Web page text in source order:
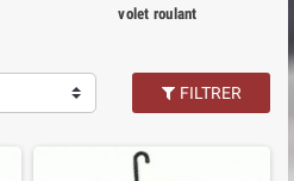
volet roulant
FILTRER